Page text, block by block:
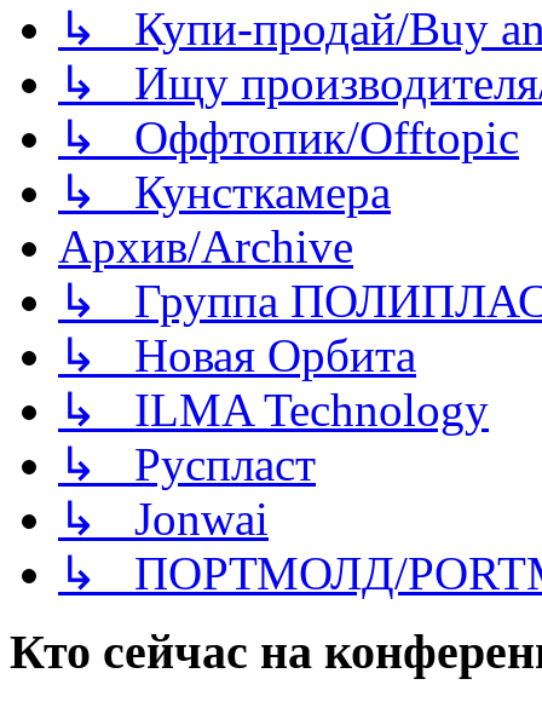
↳ Купи-продай/Buy
↳ Ищу
↳ Оффтопик/Offtopic
↳ Кунсткамера
Архив/Archive
↳ Группа
↳ Новая Орбита
↳ ILMA Technology
↳ Руспласт
↳ Jonwai
↳ ПОРТМОЛД/
Кто сейчас на